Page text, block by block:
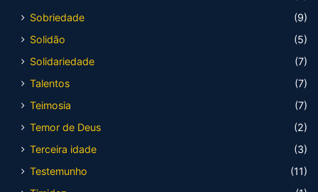
Sobriedade
(9)
Solidão
(5)
Solidariedade
(7)
Talentos
(7)
Teimosia
(7)
Temor de Deus
(2)
Terceira idade
(3)
Testemunho
(11)